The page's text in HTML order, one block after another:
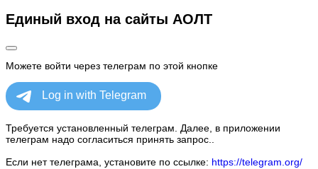
Единый вход на сайты АОЛТ
Можете войти через телеграм по этой кнопке
Требуется установленный телеграм. Далее, в приложении
телеграм надо согласиться принять запрос..
Если нет телеграма, установите по ссылке: https://telegram.org/